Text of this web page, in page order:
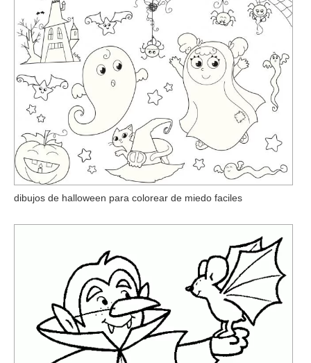
dibujos de halloween para colorear de miedo faciles